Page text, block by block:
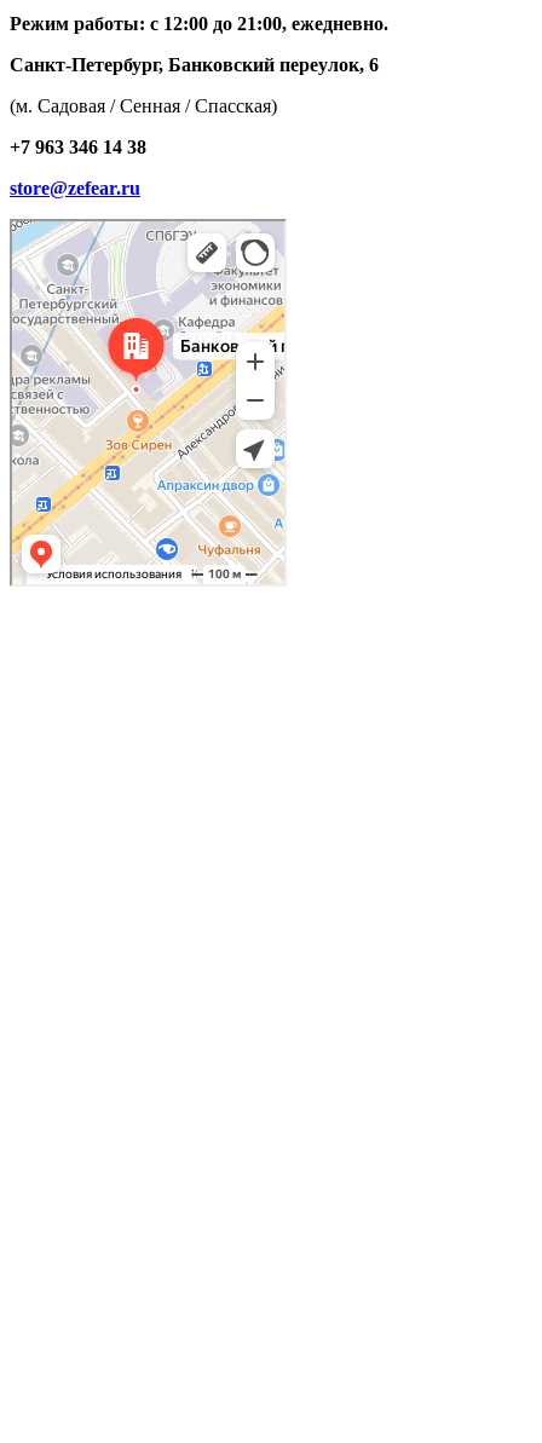
Режим работы: с 12:00 до 21:00, ежедневно.
Санкт-Петербург, Банковский переулок, 6
(м. Садовая / Сенная / Спасская)
+7 963 346 14 38
store@zefear.ru
Санкт‑Петербург
Банковский переулок, 6 — Яндекс Карты